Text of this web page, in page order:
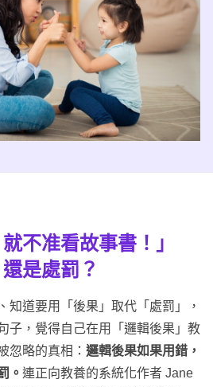
不准看故事書！」
是處罰？
知道要用「後果」取代「處罰」，
子，覺得自己在用「邏輯後果」教
忽略的真相： 邏輯後果如果用錯，
。 連正向教養的系統化作者 Jane